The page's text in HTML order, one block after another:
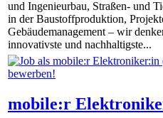
und Ingenieurbau, Straßen- und
in der Baustoffproduktion,
Gebäudemanagement – wir
innovativste und nachhaltigste...
mobile:r